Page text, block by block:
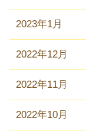
2023年1月
2022年12月
2022年11月
2022年10月